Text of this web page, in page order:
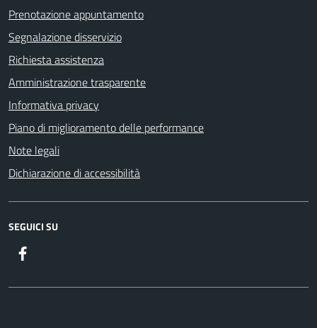
Prenotazione appuntamento
Segnalazione disservizio
Richiesta assistenza
Amministrazione trasparente
Informativa privacy
Piano di miglioramento delle performance
Note legali
Dichiarazione di accessibilità
SEGUICI SU